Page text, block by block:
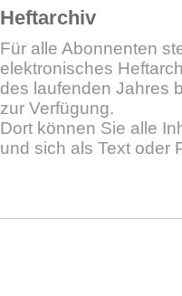
Heftarchiv
Für alle Abonnenten
elektronisches
des laufenden Jahres
zur Verfügung.
Dort können Sie alle
und sich als Text oder